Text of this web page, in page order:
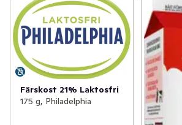
Färskost 21% Laktosfri
175 g, Philadelphia